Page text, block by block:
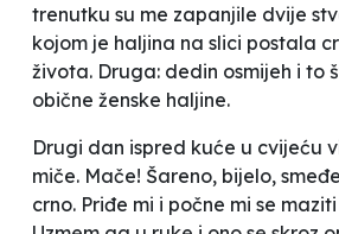
trenutku su me zapanjile dvije
kojom je haljina na slici postala
života. Druga: dedin osmijeh i to
obične ženske haljine.
Drugi dan ispred kuće u cvijeću
miče. Mače! Šareno, bijelo,
crno. Priđe mi i počne mi se